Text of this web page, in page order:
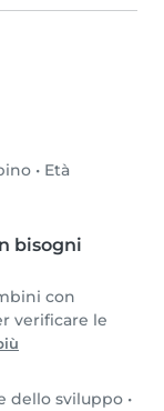
• Età
bisogni
con
verificare le
dello sviluppo •